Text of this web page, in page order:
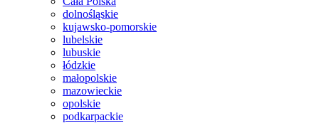
dolnośląskie
kujawsko-pomorskie
lubelskie
lubuskie
łódzkie
małopolskie
mazowieckie
opolskie
podkarpackie